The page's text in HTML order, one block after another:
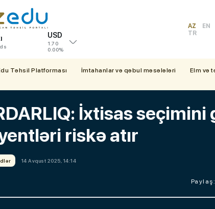
USD
1.70
0.00%
AZ EN
TR
Təhsil Platforması İmtahanlar və qəbul məsələləri Elm və
İxtisas
riskə atır
14 Avqust 2025, 14:14
Paylaş: